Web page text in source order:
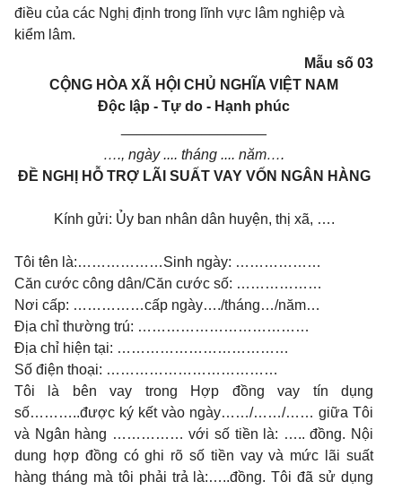
điều của các Nghị định trong lĩnh vực lâm nghiệp và
kiểm lâm.
Mẫu số 03
CỘNG HÒA XÃ HỘI CHỦ NGHĨA VIỆT NAM
Độc lập - Tự do - Hạnh phúc
…., ngày .... tháng .... năm….
ĐỀ NGHỊ HỖ TRỢ LÃI SUẤT VAY VỐN NGÂN HÀNG
Kính gửi: Ủy ban nhân dân huyện, thị xã, ….
Tôi tên là:………………Sinh ngày: ………………
Căn cước công dân/Căn cước số: ………………
Nơi cấp: ……………cấp ngày…./tháng…/năm…
Địa chỉ thường trú: ………………………………
Địa chỉ hiện tại: ………………………………
Số điện thoại: ………………………………
Tôi là bên vay trong Hợp đồng vay tín dụng
số………..được ký kết vào ngày……/……/…… giữa Tôi
và Ngân hàng …………… với số tiền là: ….. đồng. Nội
dung hợp đồng có ghi rõ số tiền vay và mức lãi suất
hàng tháng mà tôi phải trả là:…..đồng. Tôi đã sử dụng